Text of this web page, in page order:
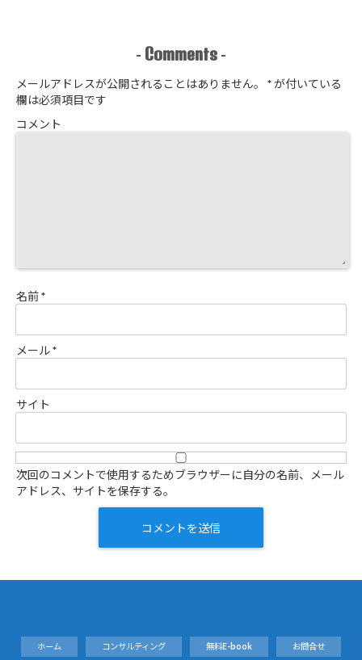
- Comments -
メールアドレスが公開されることはありません。 *が付いている
欄は必須項目です
コメント
名前*
メール*
サイト
次回のコメントで使用するためブラウザーに自分の名前、メール
アドレス、サイトを保存する。
ホーム コンサルティング 無料E-book お問合せ